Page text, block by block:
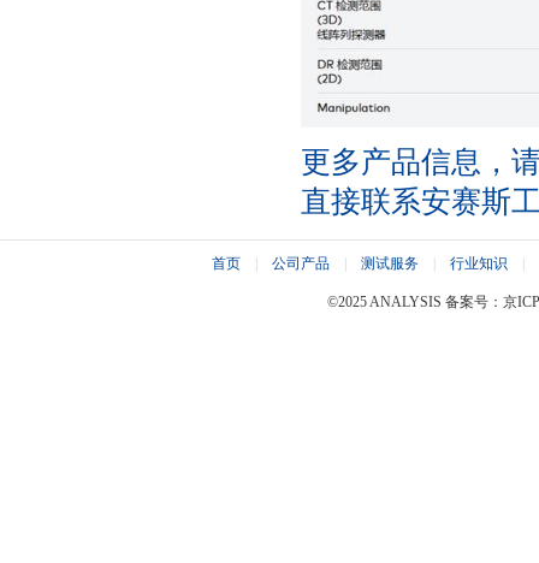
更多产品信息，
直接联系安赛斯
首页 公司产品 测试服务 行业知识
©2025 ANALYSIS 备案号：京